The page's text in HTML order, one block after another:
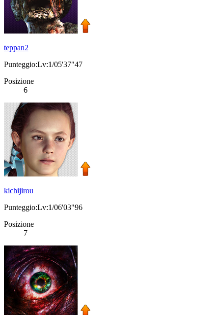
teppan2
Punteggio:Lv:1/05'37"47
Posizione
6
kichijirou
Punteggio:Lv:1/06'03"96
Posizione
7